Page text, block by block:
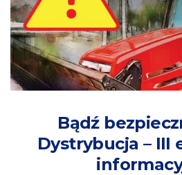
Bądź
Dystrybucja – III